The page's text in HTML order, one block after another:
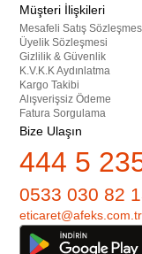
Müşteri İlişkileri
Mesafeli Satış
Üyelik Sözleşmesi
Gizlilik & Güvenlik
K.V.K.K Aydınlatma
Kargo Takibi
Alışverişsiz Ödeme
Fatura Sorgulama
Bize Ulaşın
444 5
0533 030 82
eticaret@afeks.com.tr